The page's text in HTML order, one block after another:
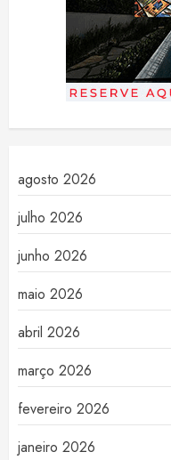
agosto 2026
julho 2026
junho 2026
maio 2026
abril 2026
março 2026
fevereiro 2026
janeiro 2026